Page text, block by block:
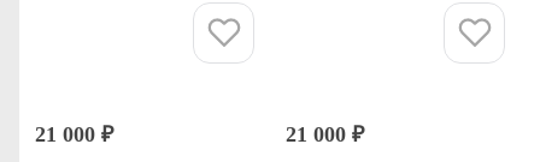
21 000 ₽ 21 000 ₽